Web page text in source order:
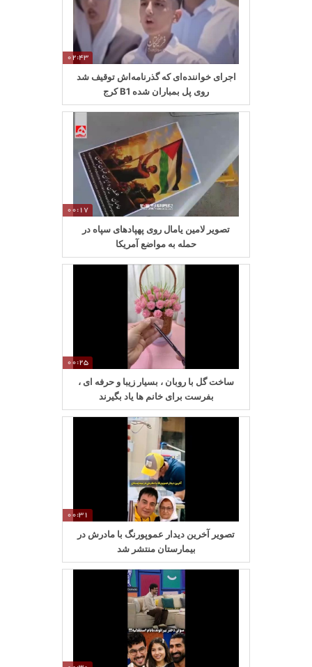
02:43
اجرای خواننده‌ای که گذرنامه‌اش توقیف شد
روی پل بمباران شده B1 کرج
00:17
تصویر لامین یامال روی پهپادهای سپاه در
حمله به مواضع آمریکا
00:25
ساخت گل با روبان ، بسیار زیبا و حرفه ای ،
بفرست برای خانم ها یاد بگیرند
00:31
تصویر آخرین دیدار عموپورنگ با مادرش در
بیمارستان منتشر شد